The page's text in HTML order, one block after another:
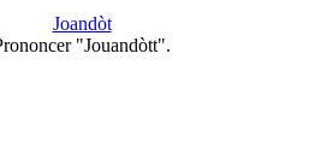
Joandòt
"Jouandòtt".